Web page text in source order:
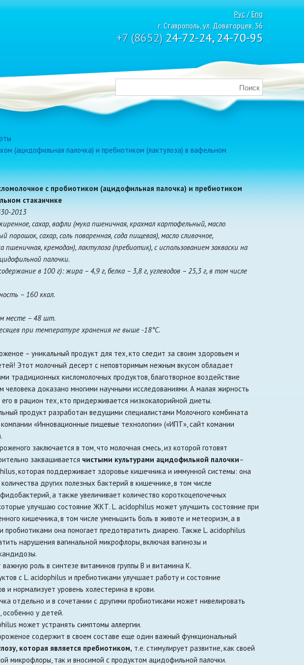
Рус /Eng
г. Ставрополь, ул. Доваторцев, 36
+7 (8652) 24-72-24, 24-70-95
(ацидофильная палочка) и пребиотиком (лактулоза) в вафельном
с пробиотиком (ацидофильная палочка) и пребиотиком
стаканчике
2013
сахар, вафли (мука пшеничная, крахмал картофельный, масло
порошок, сахар, соль поваренная, сода пищевая), масло сливочное,
кремодан), лактулоза (пребиотик), с использованием закваски на
палочки.
в 100 г): жира – 4,9 г, белка – 3,8 г, углеводов – 25,3 г, в том числе
– 160 ккал.
месте – 48 шт.
при температуре хранения не выше -18°С.
– уникальный продукт для тех, кто следит за своим здоровьем и
Этот молочный десерт с неповторимым нежным вкусом обладает
традиционных кисломолочных продуктов, благотворное воздействие
человека доказано многими научными исследованиями. А малая жирность
его в рацион тех, кто придерживается низкокалорийной диеты.
продукт разработан ведущими специалистами Молочного комбината
компании «Инновационные пищевые технологии» («ИПТ», сайт комании
заключается в том, что молочная смесь, из которой готовят
заквашивается чистыми культурами ацидофильной палочки–
которая поддерживает здоровье кишечника и иммунной системы: она
других полезных бактерий в кишечнике, в том числе
а также увеличивает количество короткоцепочечных
улучшаю состояние ЖКТ. L. acidophilus может улучшить состояние при
кишечника, в том числе уменьшить боль в животе и метеоризм, а в
пробиотиками она помогает предотвратить диарею. Также L. acidophilus
нарушения вагинальной микрофлоры, включая вагинозы и
важную роль в синтезе витаминов группы В и витамина К.
с L. acidophilus и пребиотиками улучшает работу и состояние
и нормализует уровень холестерина в крови.
отдельно и в сочетании с другими пробиотиками может нивелировать
у детей.
может устранять симптомы аллергии.
содержит в своем составе еще один важный функциональный
которая является пребиотиком, т.е. стимулирует развитие, как своей
микрофлоры, так и вносимой с продуктом ацидофильной палочки.